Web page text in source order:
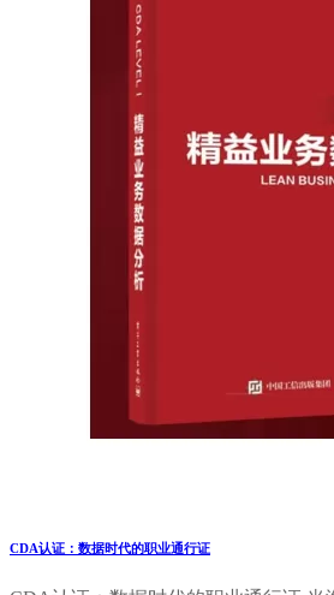
CDA认证：数据时代的职业通行证